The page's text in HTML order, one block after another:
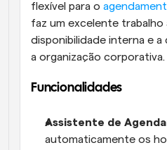
flexível para o
faz um excelente trabalho
disponibilidade interna e
a organização corporativa.
Funcionalidades
Assistente de
automaticamente os